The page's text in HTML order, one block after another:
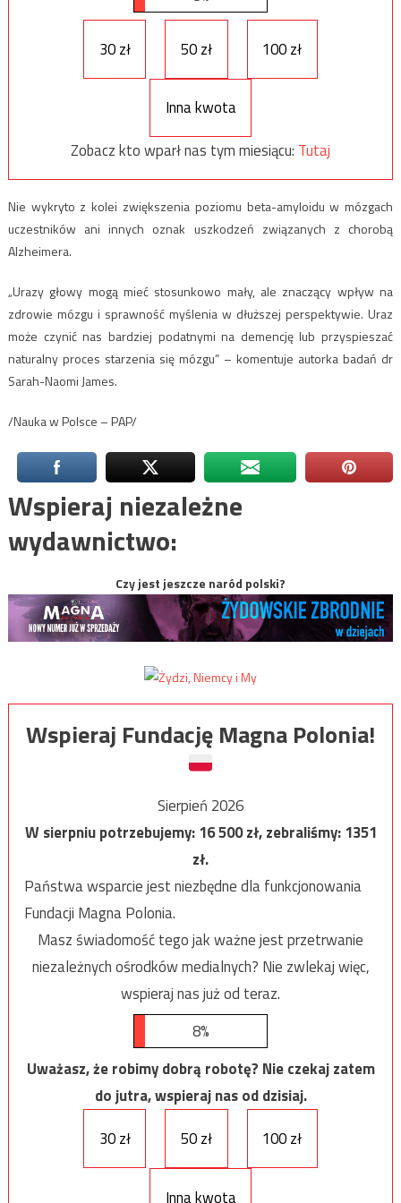
30 zł 50 zł 100 zł
Inna kwota
Zobacz kto wparł nas tym miesiącu: Tutaj
Nie wykryto z kolei zwiększenia poziomu beta-amyloidu w mózgach
uczestników ani innych oznak uszkodzeń związanych z chorobą
Alzheimera.
„Urazy głowy mogą mieć stosunkowo mały, ale znaczący wpływ na
zdrowie mózgu i sprawność myślenia w dłuższej perspektywie. Uraz
może czynić nas bardziej podatnymi na demencję lub przyspieszać
naturalny proces starzenia się mózgu” – komentuje autorka badań dr
Sarah-Naomi James.
/Nauka w Polsce – PAP/
Wspieraj niezależne
wydawnictwo:
Czy jest jeszcze naród polski?
Wspieraj Fundację Magna Polonia!
Sierpień 2026
W sierpniu potrzebujemy:16 500zł, zebraliśmy:1351
zł.
Państwa wsparcie jest niezbędne dla funkcjonowania
Fundacji Magna Polonia.
Masz świadomość tego jak ważne jest przetrwanie
niezależnych ośrodków medialnych? Nie zwlekaj więc,
wspieraj nas już od teraz.
8%
Uważasz, że robimy dobrą robotę? Nie czekaj zatem
do jutra, wspieraj nas od dzisiaj.
30 zł
50 zł 100 zł
Inna kwota